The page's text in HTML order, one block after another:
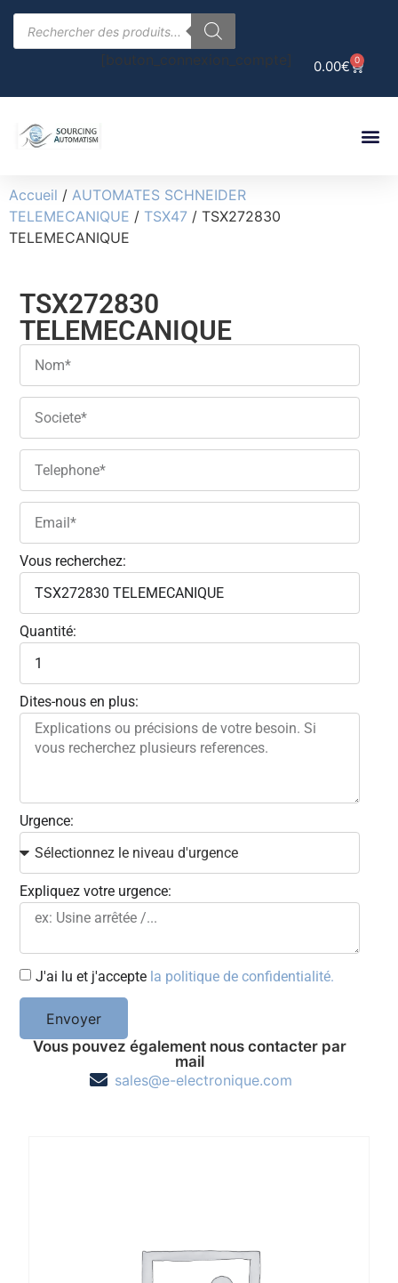
0.00€ 0
[bouton_connexion_compte]
Accueil / AUTOMATES SCHNEIDER
TELEMECANIQUE / TSX47 / TSX272830
TELEMECANIQUE
TSX272830
TELEMECANIQUE
Vous recherchez:
Quantité:
Dites-nous en plus:
Urgence:
Expliquez votre urgence:
J'ai lu et j'accepte la politique de confidentialité.
Envoyer
Vous pouvez également nous contacter par
mail
sales@e-electronique.com